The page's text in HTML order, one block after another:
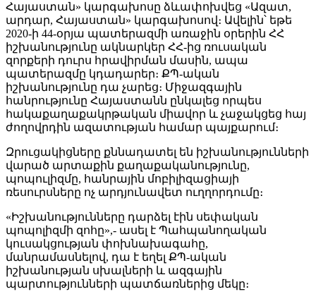
Հայաստան» կարգախոսը ձևափոխվեց «Ազատ,
արդար, Հայաստան» կարգախոսով։ Ավելին՝ եթե
2020-ի 44-օրյա պատերազմի առաջին օրերին ՀՀ
իշխանությունը ակնարկեր ՀՀ-ից ռուսական
զորքերի դուրս հրավիրման մասին, ապա
պատերազմը կդադարեր։ ՔՊ-ական
իշխանությունը դա չարեց։ Միջազգային
հանրությունը Հայաստանն ընկալեց որպես
հակաքաղաքակրթական միավոր և չաջակցեց հայ
ժողովրդին ազատության համար պայքարում։
Զրուցակիցները քննադատել են իշխանությունների
վարած արտաքին քաղաքականությունը,
պոպուլիզմը, հանրային մոբիլիզացիայի
ռեսուրսները ոչ արդյունավետ ուղղորդումը։
«Իշխանությունները դարձել էին սեփական
պոպոլիզմի զոհը»,- ասել է Պահպանողական
կուսակցության փոխնախագահը,
մանրամասնելով, դա է եղել ՔՊ-ական
իշխանության սխալների և ազգային
պարտությունների պատճառներից մեկը։